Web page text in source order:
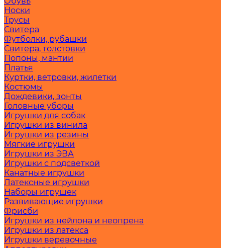
Носки
Трусы
Свитера
Футболки, рубашки
Свитера, толстовки
Попоны, мантии
Платья
Куртки, ветровки, жилетки
Костюмы
Дождевики, зонты
Головные уборы
Игрушки для собак
Игрушки из винила
Игрушки из резины
Мягкие игрушки
Игрушки из ЭВА
Игрушки с подсветкой
Канатные игрушки
Латексные игрушки
Наборы игрушек
Развивающие игрушки
Фрисби
Игрушки из нейлона и неопрена
Игрушки из латекса
Игрушки веревочные